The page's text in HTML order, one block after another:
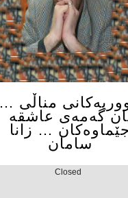
مناڵی …
گەمەی عاشقە
جێماوەکان … زانا
سامان
Closed